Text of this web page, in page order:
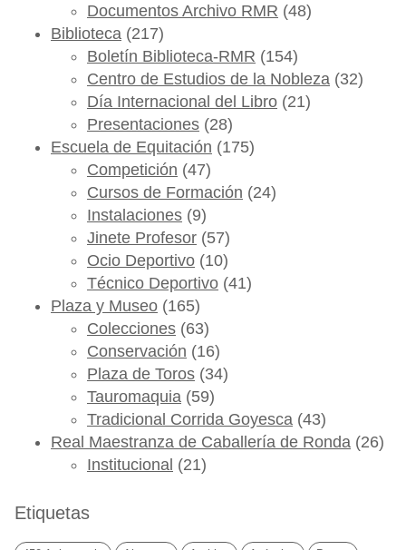
Documentos Archivo RMR (48)
Biblioteca (217)
Boletín Biblioteca-RMR (154)
Centro de Estudios de la Nobleza (32)
Día Internacional del Libro (21)
Presentaciones (28)
Escuela de Equitación (175)
Competición (47)
Cursos de Formación (24)
Instalaciones (9)
Jinete Profesor (57)
Ocio Deportivo (10)
Técnico Deportivo (41)
Plaza y Museo (165)
Colecciones (63)
Conservación (16)
Plaza de Toros (34)
Tauromaquia (59)
Tradicional Corrida Goyesca (43)
Real Maestranza de Caballería de Ronda (26)
Institucional (21)
Etiquetas